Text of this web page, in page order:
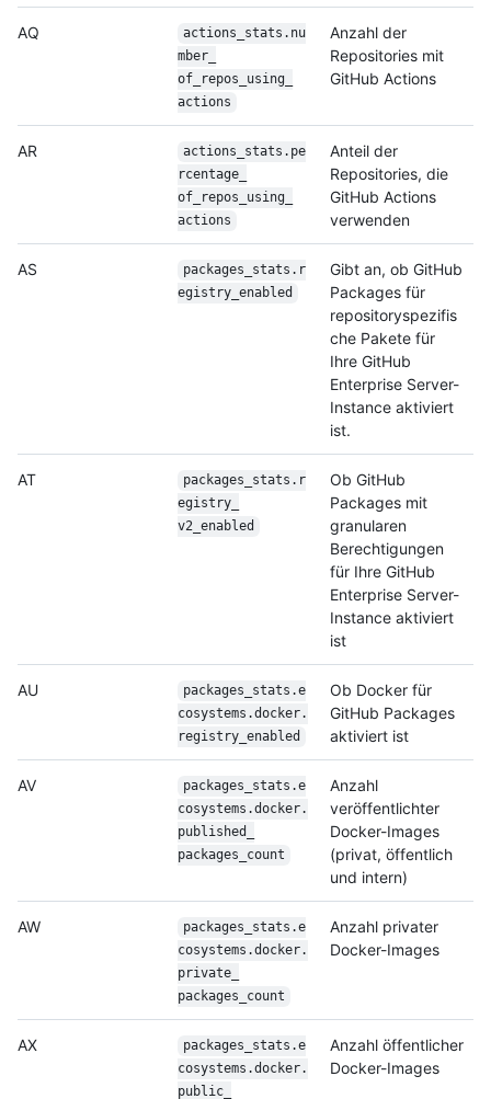
AQ
actions_stats.nu
mber_
of_repos_using_
actions
Anzahl der
Repositories mit
GitHub Actions
AR
actions_stats.pe
rcentage_
of_repos_using_
actions
Anteil der
Repositories, die
GitHub Actions
verwenden
AS
packages_stats.r
egistry_ enabled
Gibt an, ob GitHub
Packages für
repositoryspezifis
che Pakete für
Ihre GitHub
Enterprise Server-
Instance aktiviert
ist.
AT
packages_stats.r
egistry_
v2_enabled
Ob GitHub
Packages mit
granularen
Berechtigungen
für Ihre GitHub
Enterprise Server-
Instance aktiviert
ist
AU
packages_stats.e
cosystems.docker.
registry_ enabled
Ob Docker für
GitHub Packages
aktiviert ist
AV
packages_stats.e
cosystems.docker.
published_
packages_count
Anzahl
veröffentlichter
Docker-Images
(privat, öffentlich
und intern)
AW
packages_stats.e
cosystems.docker.
private_
packages_count
Anzahl privater
Docker-Images
AX
packages_stats.e
cosystems.docker.
public_
Anzahl öffentlicher
Docker-Images